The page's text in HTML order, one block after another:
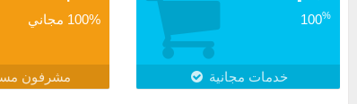
100%
خدمات مجانية
100% مجاني
مشرفون